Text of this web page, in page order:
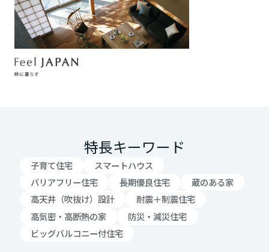
特長キーワード
子育て住宅
スマートハウス
バリアフリー住宅
長期優良住宅
蔵のある家
高天井（吹抜け）設計
耐震＋制震住宅
高気密・高断熱の家
防災・減災住宅
ビッグバルコニー付住宅
大阪府
兵庫県
和歌山県
中国・四国エリア
鳥取県